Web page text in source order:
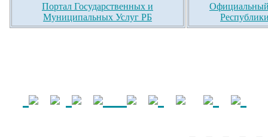
Портал Государственных и
Муниципальных Услуг РБ
Официальный